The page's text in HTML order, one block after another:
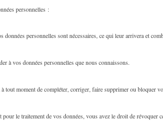
personnelles :
personnelles sont nécessaires, ce qui leur arrivera et
à vos données personnelles que nous connaissons.
tout moment de compléter, corriger, faire supprimer ou bloquer
le traitement de vos données, vous avez le droit de révoquer